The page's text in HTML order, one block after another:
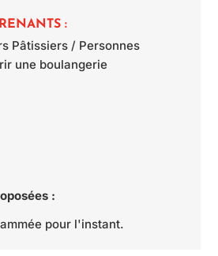
:
Pâtissiers / Personnes
une boulangerie
:
pour l'instant.